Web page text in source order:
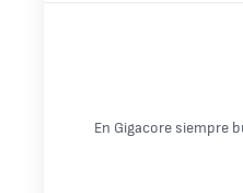
En Gigacore siempre